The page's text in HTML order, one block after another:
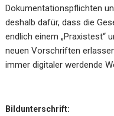
Dokumentationspflichten
deshalb dafür, dass die
endlich einem „Praxistest“
neuen Vorschriften
immer digitaler werdende
Bildunterschrift: